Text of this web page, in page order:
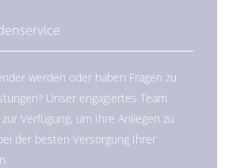
werden oder haben Fragen zu
Unser engagiertes Team
Verfügung, um Ihre Anliegen zu
der besten Versorgung Ihrer